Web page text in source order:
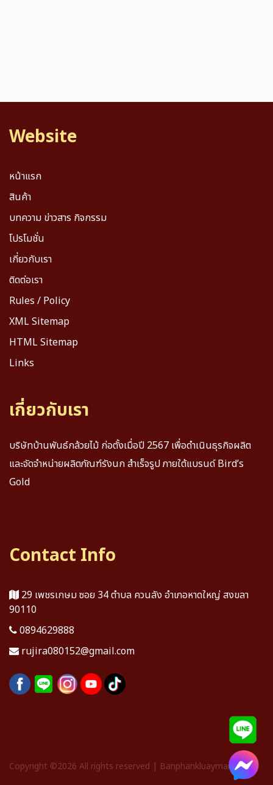
Website
หน้าแรก
สินค้า
บทความ ข่าวสาร กิจกรรม
โปรโมชั่น
เกี่ยวกับเรา
ติดต่อเรา
Rules / Policy
XML Sitemap
HTML Sitemap
Links
เกี่ยวกับเรา
บริษัทบ้านพันธ์กล้วยไม้ ก่อตั้งเมื่อปี 2567 เพื่อดำเนินธุรกิจผลิต
และจัดจำหน่ายผลิตภัณฑ์รังนก สำเร็จรูป ภายใต้แบรนด์ Bird’s
Gold
Contact Info
29 เพชรเกษม ซอย 34 ตำบล ควนลัง อำเภอหาดใหญ่ สงขลา
90110
0894629888
rujira080152@gmail.com
Copyright ©2026 All rights reserved | Banphankluaymai